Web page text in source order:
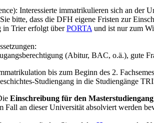
Interessierte immatrikulieren sich an der
bitte, dass die DFH eigene Fristen zur
in Trier erfolgt überPORTA und ist nur zum
(Abitur, BAC, o.ä.), gute
bis zum Beginn des 2.
Studiengang in die Studiengänge
Einschreibung für den
Fall an dieser Universität absolviert werden